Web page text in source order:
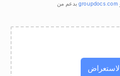
groupdocs.com